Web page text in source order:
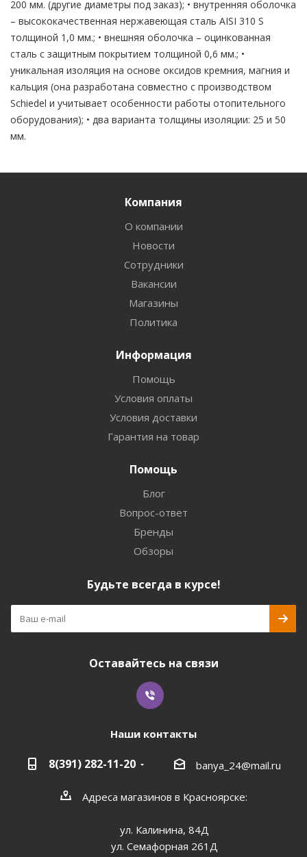
200 мм. (другие диаметры под заказ); • внутренняя оболочка
– высококачественная нержавеющая сталь AISI 310 S
толщиной 1,0 мм.; • внешняя оболочка – оцинкованная
сталь с защитным покрытием толщиной 0,6 мм.; •
уникальная изоляция на основе оксидов кремния, магния и
кальция (она разработана совместно с производством
Schiedel и учитывает особенности работы отопительного
оборудования); • два варианта толщины изоляции: 25 и 50
мм.
Компания
О компании
Новости
Сотрудники
Вакансии
Магазины
Политика
Информация
Помощь
Условия оплаты
Условия доставки
Гарантия на товар
Помощь
Блог
Вопрос-ответ
Бренды
Обзоры
Будьте всегда в курсе!
Оставайтесь на связи
Наши контакты
8(391) 282-11-20 banya_24@mail.ru
Адреса магазинов в Красноярске:
ул. Калинина, 84Д
ул. Семафорная 261Д